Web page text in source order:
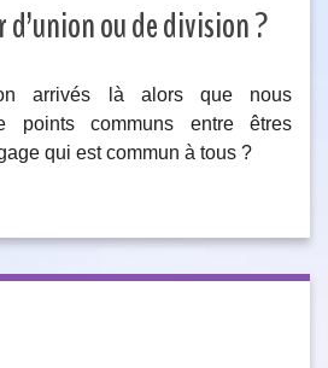
d’union ou de division ?
arrivés là alors que nous
points communs entre êtres
qui est commun à tous ?